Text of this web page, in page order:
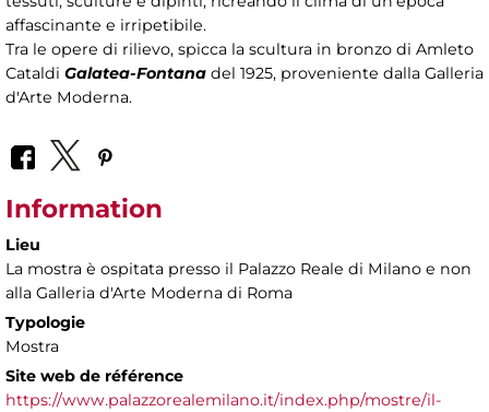
affascinante e irripetibile.
Tra le opere di rilievo, spicca la scultura in bronzo di Amleto
Cataldi Galatea-Fontana del 1925, proveniente dalla Galleria
d'Arte Moderna.
Information
Lieu
La mostra è ospitata presso il Palazzo Reale di Milano e non
alla Galleria d'Arte Moderna di Roma
Typologie
Mostra
Site web de référence
https://www.palazzorealemilano.it/index.php/mostre/il-